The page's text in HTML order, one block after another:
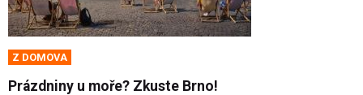
Z DOMOVA
Prázdniny u moře? Zkuste Brno!